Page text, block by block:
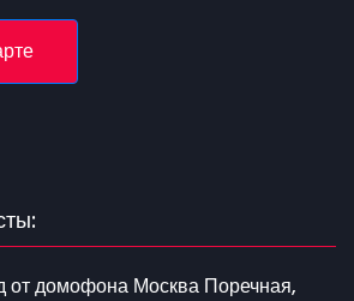
от домофона Москва Поречная,